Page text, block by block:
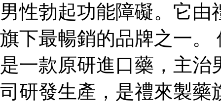
男性勃起功能障礙。它
旗下最暢銷的品牌之一。
是一款原研進口藥，主
司研發生產，是禮來製藥